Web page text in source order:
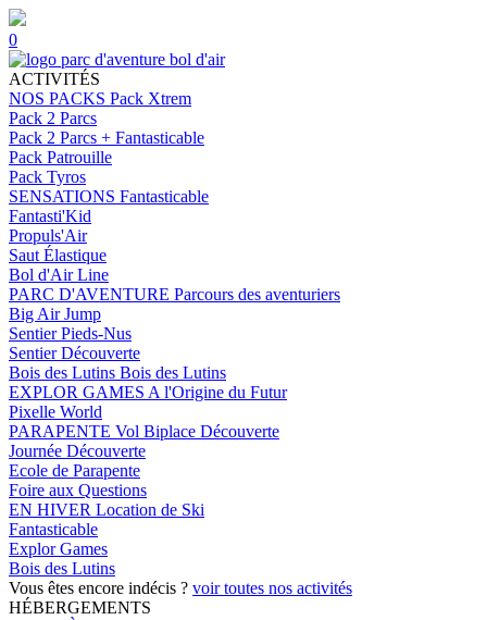
0
ACTIVITÉS
NOS PACKS Pack Xtrem
Pack 2 Parcs
Pack 2 Parcs + Fantasticable
Pack Patrouille
Pack Tyros
SENSATIONS Fantasticable
Fantasti'Kid
Propuls'Air
Saut Élastique
Bol d'Air Line
PARC D'AVENTURE Parcours des aventuriers
Big Air Jump
Sentier Pieds-Nus
Sentier Découverte
Bois des Lutins Bois des Lutins
EXPLOR GAMES A l'Origine du Futur
Pixelle World
PARAPENTE Vol Biplace Découverte
Journée Découverte
Ecole de Parapente
Foire aux Questions
EN HIVER Location de Ski
Fantasticable
Explor Games
Bois des Lutins
Vous êtes encore indécis ? voir toutes nos activités
HÉBERGEMENTS